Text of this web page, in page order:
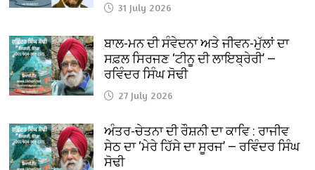
31 July 2026
ਬਾਲ-ਮਨ ਦੀ ਸੰਵੇਦਨਾ ਅਤੇ ਜੀਵਨ-ਮੁੱਲਾਂ ਦਾ
ਸਫ਼ਲ ਸਿਰਜਣ ‘ਟੀਨੂ ਦੀ ਲਾਇਬ੍ਰੇਰੀ’ —
ਰਵਿੰਦਰ ਸਿੰਘ ਸੋਢੀ
27 July 2026
ਅੰਤਰ-ਚੇਤਨਾ ਦੀ ਰੌਸ਼ਨੀ ਦਾ ਕਾਵਿ : ਰਾਜੀਵ
ਸੇਠ ਦਾ ‘ਮੇਰੇ ਹਿੱਸੇ ਦਾ ਸੂਰਜ’ — ਰਵਿੰਦਰ ਸਿੰਘ
ਸੋਢੀ